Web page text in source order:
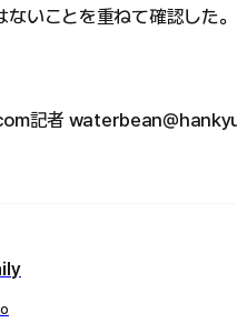
いことを重ねて確認した。
記者